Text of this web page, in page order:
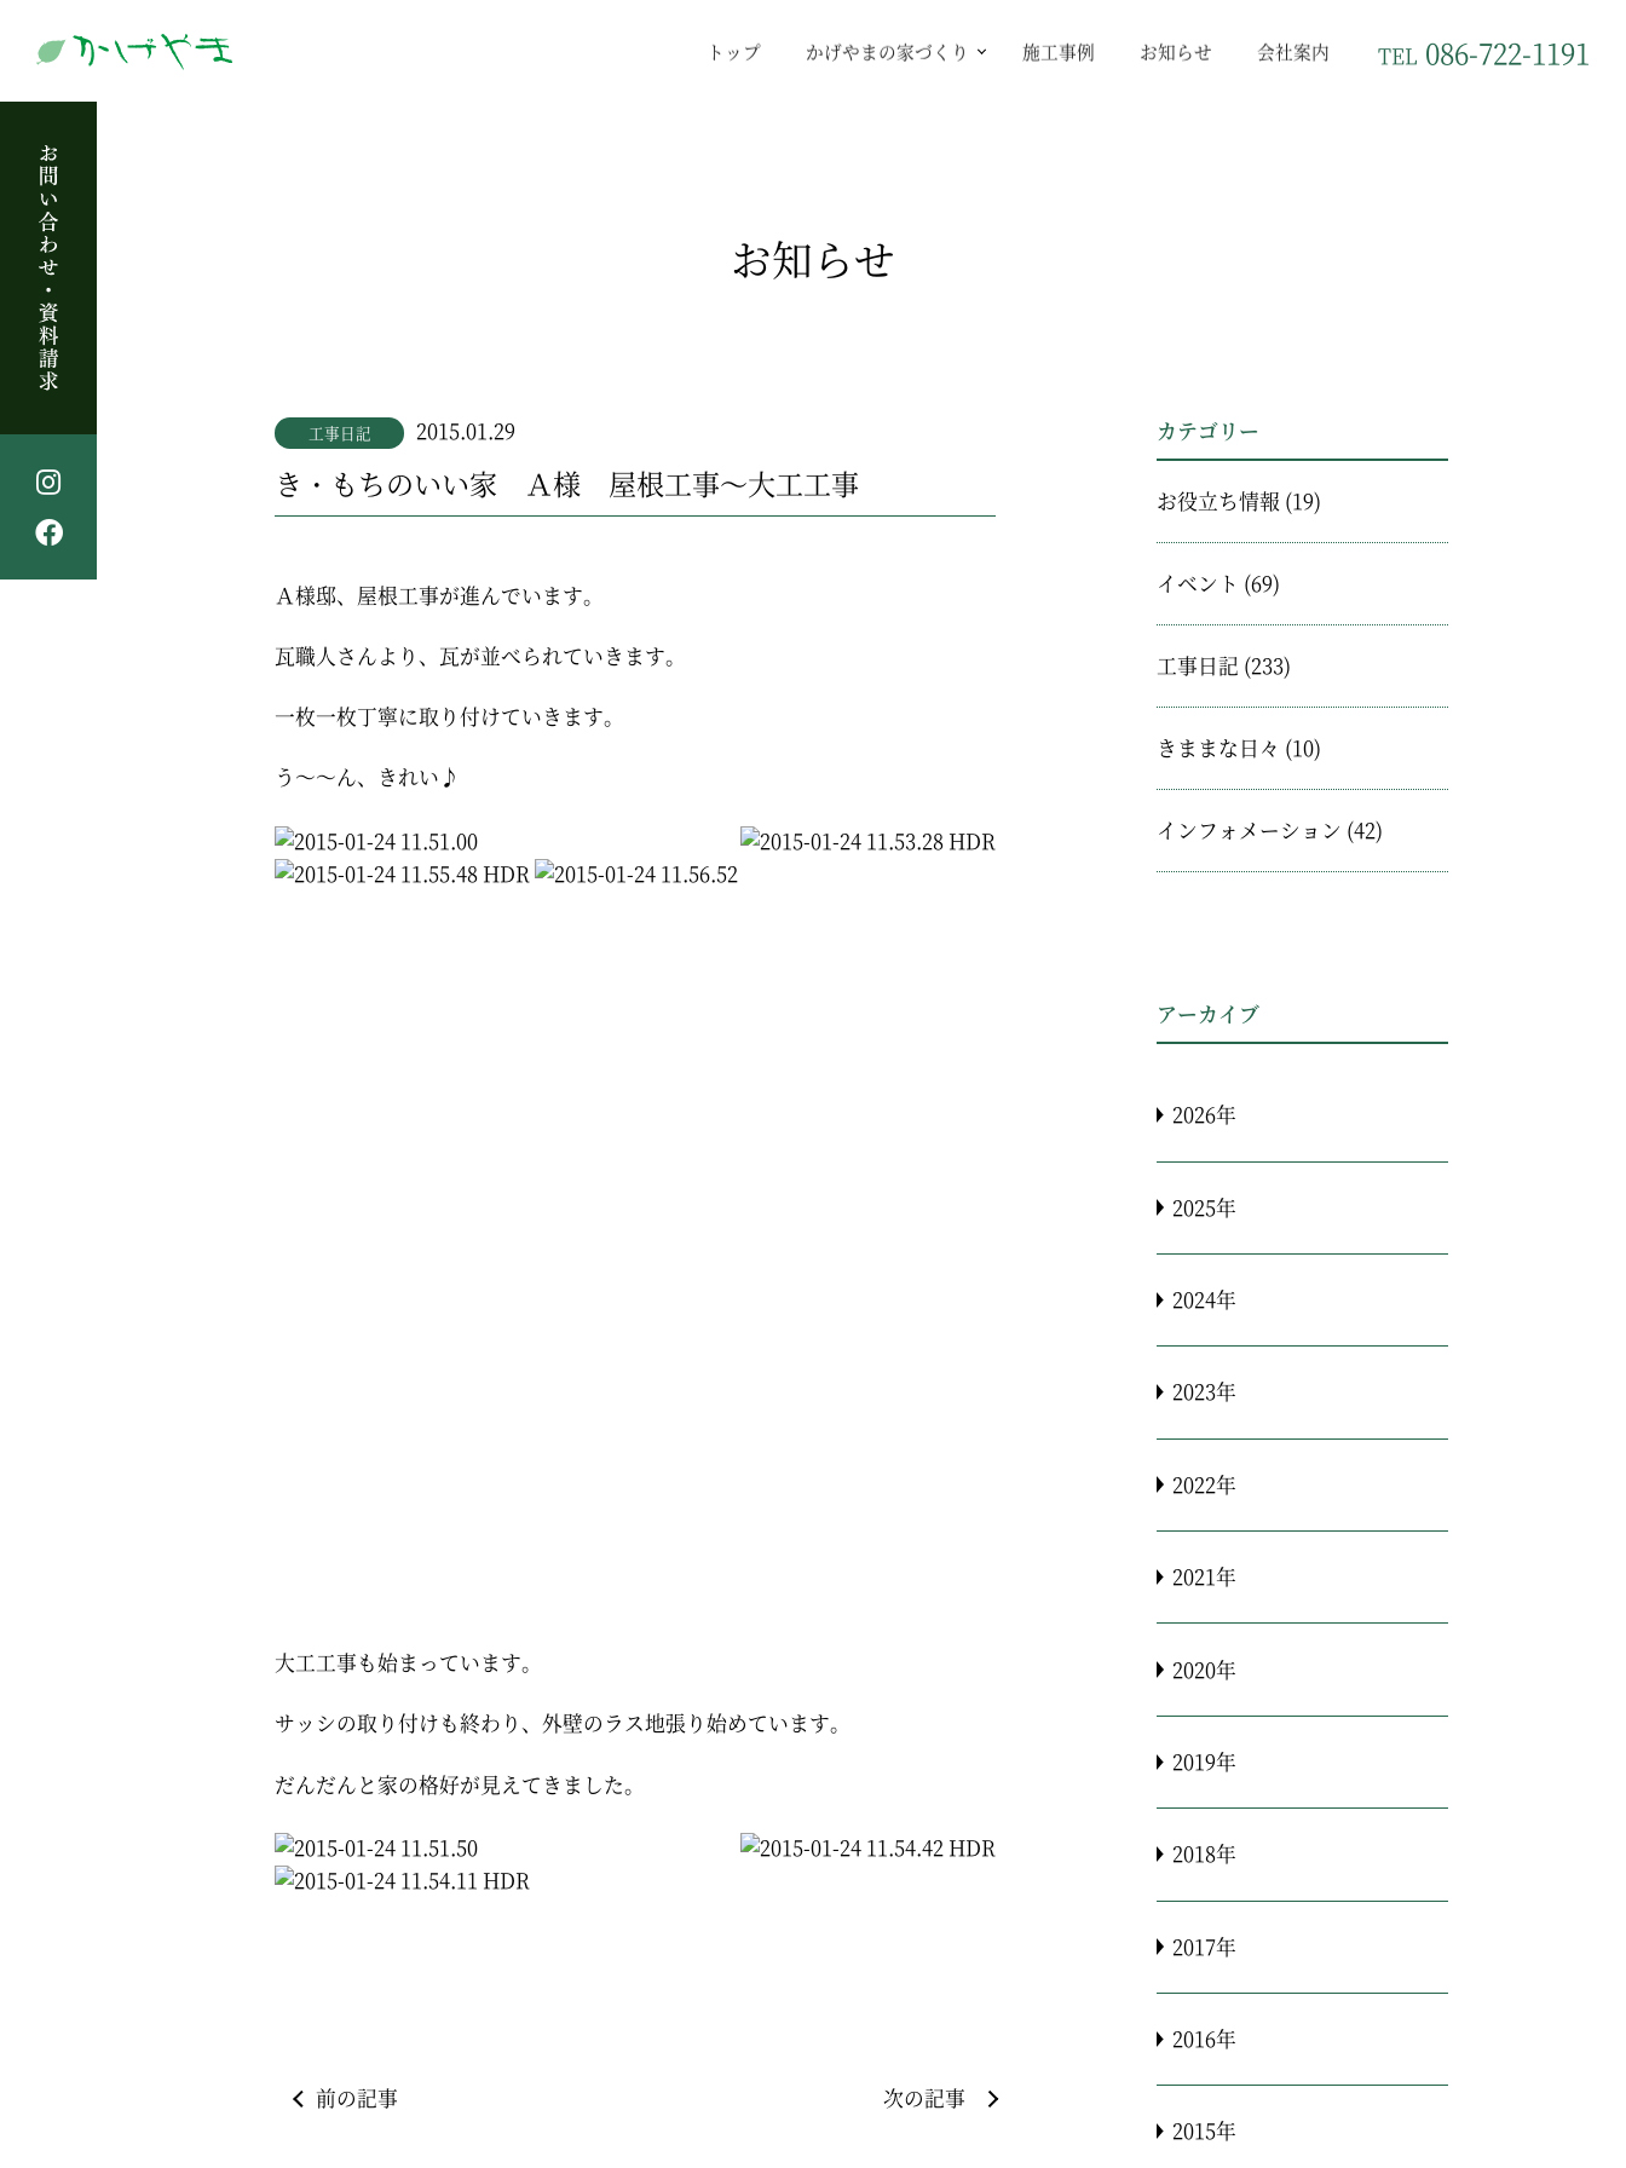
トップ かげやまの家づくり 施工事例 お知らせ 会社案内 TEL 086-722-1191
お知らせ
工事日記 2015.01.29
き・もちのいい家 Ａ様 屋根工事～大工工事
Ａ様邸、屋根工事が進んでいます。
瓦職人さんより、瓦が並べられていきます。
一枚一枚丁寧に取り付けていきます。
う～～ん、きれい♪
大工工事も始まっています。
サッシの取り付けも終わり、外壁のラス地張り始めています。
だんだんと家の格好が見えてきました。
前の記事 次の記事
カテゴリー
お役立ち情報 (19)
イベント (69)
工事日記 (233)
きままな日々 (10)
インフォメーション (42)
アーカイブ
2026年
2025年
2024年
2023年
2022年
2021年
2020年
2019年
2018年
2017年
2016年
2015年